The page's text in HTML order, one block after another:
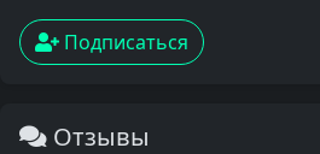
Подписаться
Отзывы